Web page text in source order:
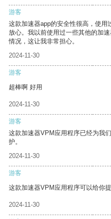
游客
这款加速器app的安全性很高，使用
放心。我以前使用过一些其他的加
情况，这让我非常担心。
2024-11-30
游客
超棒啊 好用
2024-11-30
游客
这款加速器VPM应用程序已经为我
护。
2024-11-30
游客
这款加速器VPM应用程序可以给你
2024-11-30